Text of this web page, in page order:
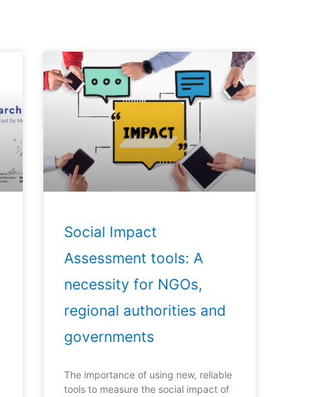
Social Impact
Assessment tools: A
necessity for NGOs,
regional authorities and
governments
The importance of using new, reliable
tools to measure the social impact of